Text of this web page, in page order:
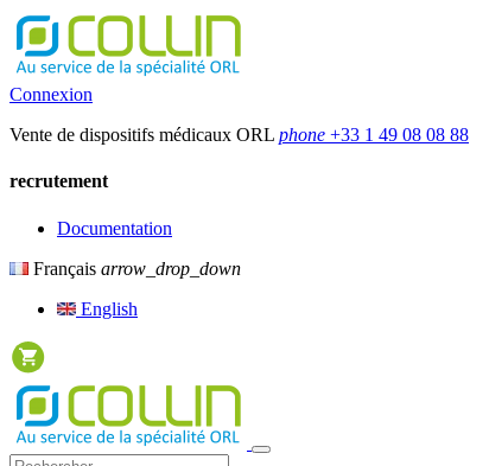
Connexion
Vente de dispositifs médicaux ORL phone +33 1 49 08 08 88
recrutement
Documentation
Français arrow_drop_down
English